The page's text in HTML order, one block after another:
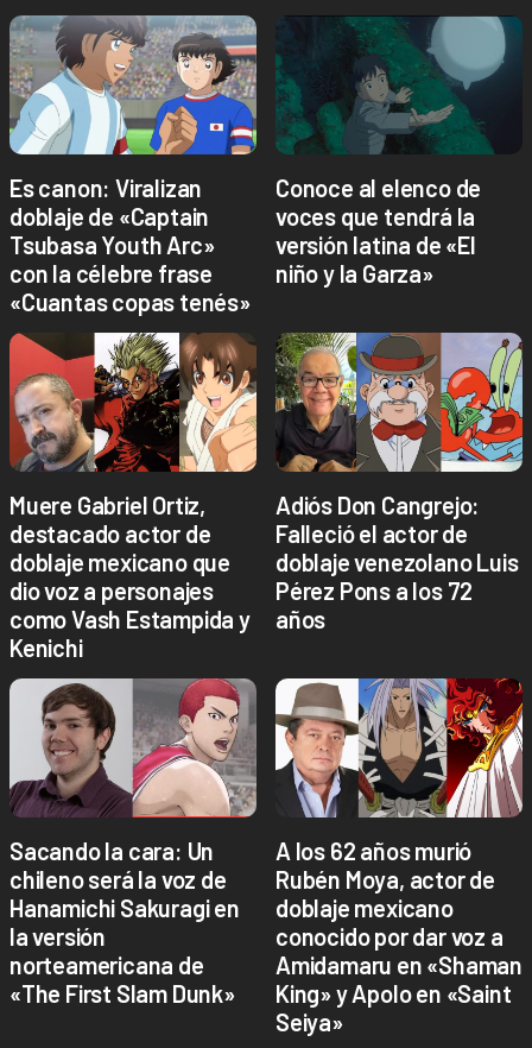
Es canon: Viralizan
doblaje de «Captain
Tsubasa Youth Arc»
con la célebre frase
«Cuantas copas tenés»
Conoce al elenco de
voces que tendrá la
versión latina de «El
niño y la Garza»
Muere Gabriel Ortiz,
destacado actor de
doblaje mexicano que
dio voz a personajes
como Vash Estampida y
Kenichi
Adiós Don Cangrejo:
Falleció el actor de
doblaje venezolano Luis
Pérez Pons a los 72
años
Sacando la cara: Un
chileno será la voz de
Hanamichi Sakuragi en
la versión
norteamericana de
«The First Slam Dunk»
A los 62 años murió
Rubén Moya, actor de
doblaje mexicano
conocido por dar voz a
Amidamaru en «Shaman
King» y Apolo en «Saint
Seiya»